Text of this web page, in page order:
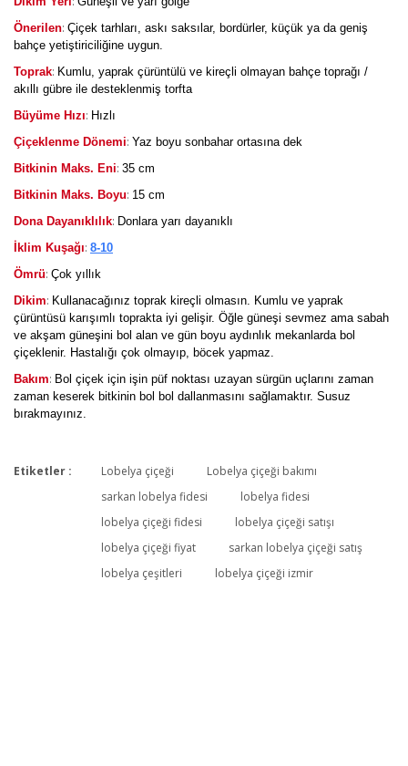
Önerilen: Çiçek tarhları, askı saksılar, bordürler, küçük ya da geniş
bahçe yetiştiriciliğine uygun.
Toprak: Kumlu, yaprak çürüntülü ve kireçli olmayan bahçe toprağı /
akıllı gübre ile desteklenmiş torfta
Büyüme Hızı: Hızlı
Çiçeklenme Dönemi: Yaz boyu sonbahar ortasına dek
Bitkinin Maks. Eni: 35 cm
Bitkinin Maks. Boyu: 15 cm
Dona Dayanıklılık: Donlara yarı dayanıklı
İklim Kuşağı: 8-10
Ömrü: Çok yıllık
Dikim: Kullanacağınız toprak kireçli olmasın. Kumlu ve yaprak
çürüntüsü karışımlı toprakta iyi gelişir. Öğle güneşi sevmez ama sabah
ve akşam güneşini bol alan ve gün boyu aydınlık mekanlarda bol
çiçeklenir. Hastalığı çok olmayıp, böcek yapmaz.
Bakım: Bol çiçek için işin püf noktası uzayan sürgün uçlarını zaman
zaman keserek bitkinin bol bol dallanmasını sağlamaktır. Susuz
bırakmayınız.
Bu ürüne ilk yorumu siz yapın!
Yorum Yaz
Etiketler : Lobelya çiçeği
Lobelya çiçeği bakımı
sarkan lobelya fidesi
lobelya fidesi
lobelya çiçeği fidesi
lobelya çiçeği satışı
lobelya çiçeği fiyat
sarkan lobelya çiçeği satış
lobelya çeşitleri
lobelya çiçeği izmir